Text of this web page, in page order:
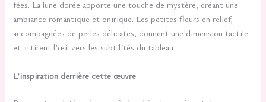
fées. La lune dorée apporte une touche de mystère, créant une
ambiance romantique et onirique. Les petites fleurs en relief,
accompagnées de perles délicates, donnent une dimension tactile
et attirent l’œil vers les subtilités du tableau.
L’inspiration derrière cette œuvre